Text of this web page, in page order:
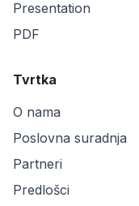
Presentation
PDF
Tvrtka
O nama
Poslovna suradnja
Partneri
Predlošci